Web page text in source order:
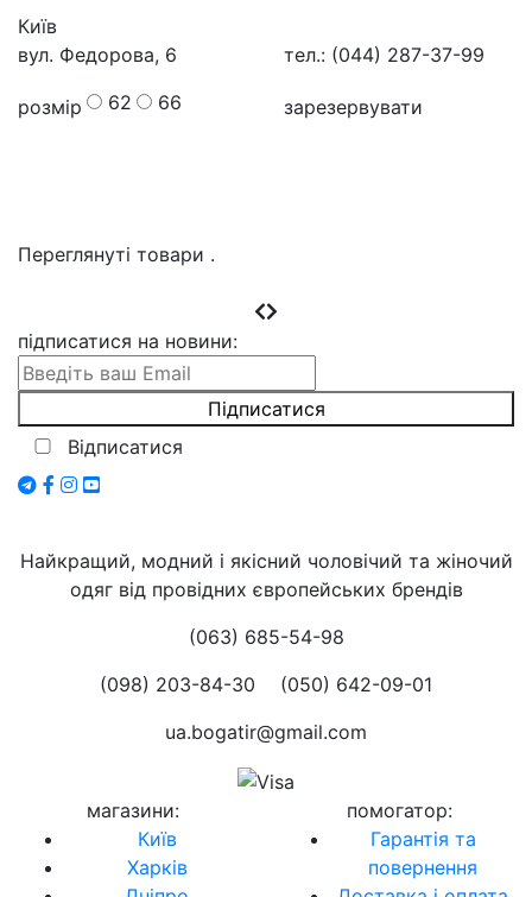
Київ
вул. Федорова, 6
тел.: (044) 287-37-99
розмір 62 66 зарезервувати
Переглянуті товари .
підписатися на новини:
Відписатися
Найкращий, модний і якісний чоловічий та жіночий
одяг від провідних європейських брендів
(063) 685-54-98
(098) 203-84-30
(050) 642-09-01
ua.bogatir@gmail.com
магазини:
Київ
Харків
помогатор:
Гарантія та
повернення